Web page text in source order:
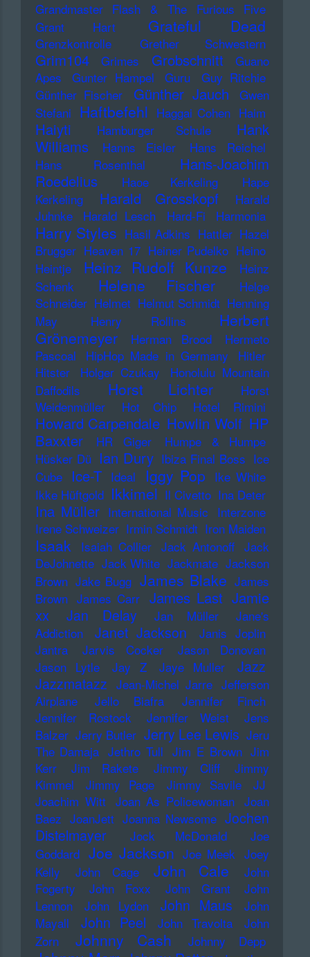
Grandmaster Flash & The Furious Five
Grant Hart
Grateful Dead
Grenzkontrolle Grether Schwestern
Grim104 Grimes Grobschnitt
Guano
Apes
Gunter Hampel Guru
Guy Ritchie
Günther Fischer
Günther Jauch
Gwen
Stefani Haftbefehl Haggai Cohen Haim
Haiyti Hamburger Schule
Hank
Williams
Hanns Eisler
Hans Reichel
Hans Rosenthal
Hans-Joachim
Roedelius
Haoe Kerkeling
Hape
Kerkeling
Harald Grosskopf
Harald
Juhnke
Harald Lesch Hard-Fi Harmonia
Harry Styles Hasil Adkins Hattler Hazel
Brugger Heaven 17 Heiner Pudelko Heino
Heintje
Heinz Rudolf Kunze
Heinz
Schenk
Helene Fischer
Helge
Schneider Helmet Helmut Schmidt Henning
May
Henry Rollins
Herbert
Grönemeyer
Herman Brood
Hermeto
Pascoal
HipHop Made in Germany
Hitler
Hitster
Holger Czukay
Honolulu Mountain
Daffodils
Horst Lichter
Horst
Weidenmüller
Hot Chip Hotel Rimini
Howard Carpendale Howlin Wolf HP
Baxxter
HR Giger
Humpe & Humpe
Hüsker Dü Ian Dury Ibiza Final Boss Ice
Cube
Ice-T Ideal Iggy Pop Ike White
Ikke Hüftgold Ikkimel Il Civetto Ina Deter
Ina Müller International Music Interzone
Irene Schweizer Irmin Schmidt Iron Maiden
Isaak Isaiah Collier Jack Antonoff Jack
DeJohnette Jack White Jackmate Jackson
Brown Jake Bugg James Blake James
Brown James Carr James Last Jamie
xx
Jan Delay Jan Müller
Jane's
Addiction
Janet Jackson
Janis Joplin
Jantra
Jarvis Cocker
Jason Donovan
Jason Lytle
Jay Z Jaye Muller
Jazz
Jazzmatazz Jean-Michel Jarre Jefferson
Airplane
Jello Biafra
Jennifer Finch
Jennifer Rostock
Jennifer Weist
Jens
Balzer Jerry Butler Jerry Lee Lewis Jeru
The Damaja Jethro Tull Jim E Brown Jim
Kerr
Jim Rakete Jimmy Cliff
Jimmy
Kimmel
Jimmy Page Jimmy Savile
JJ
Joachim Witt Joan As Policewoman Joan
Baez JoanJett Joanna Newsome Jochen
Distelmayer
Jock McDonald
Joe
Goddard Joe Jackson Joe Meek Joey
Kelly
John Cage John Cale
John
Fogerty
John Foxx John Grant
John
Lennon
John Lydon John Maus
John
Mayall
John Peel John Travolta
John
Zorn
Johnny Cash Johnny Depp